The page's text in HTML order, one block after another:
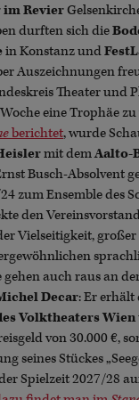
Revier
durften sich die
in Konstanz und
Auszeichnungen
Theater und
eine Trophäe zu
berichtet, wurde
mit demAalto-
Busch-Absolvent
zum Ensemble des
den
Vielseitigkeit,
auch raus an
Decar: Er erhält
Volktheaters Wien
von 30.000 €,
seines Stückes
Spielzeit 2027/28